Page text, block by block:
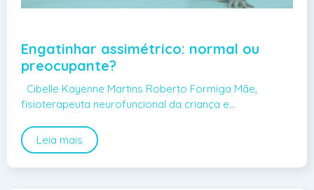
Engatinhar assimétrico: normal ou
preocupante?
Cibelle Kayenne Martins Roberto Formiga Mãe,
fisioterapeuta neurofuncional da criança e…
Leia mais